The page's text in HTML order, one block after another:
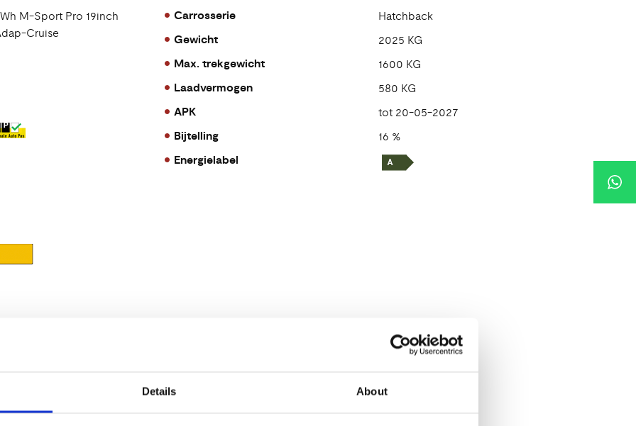
Details About
M-Sport Pro 19inch
Cruise
Carrosserie Hatchback
Gewicht 2025 KG
Max. trekgewicht 1600 KG
Laadvermogen 580 KG
APK tot 20-05-2027
Bijtelling 16 %
Energielabel